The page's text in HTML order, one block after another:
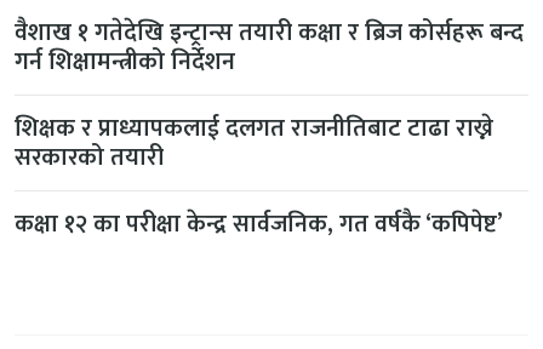
वैशाख १ गतेदेखि इन्ट्रान्स तयारी कक्षा र ब्रिज कोर्सहरू बन्द
गर्न शिक्षामन्त्रीको निर्देशन
शिक्षक र प्राध्यापकलाई दलगत राजनीतिबाट टाढा राख्ने
सरकारको तयारी
कक्षा १२ का परीक्षा केन्द्र सार्वजनिक, गत वर्षकै ‘कपिपेष्ट’